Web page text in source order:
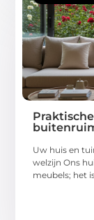
Uw huis en
welzijn Ons
meubels; het is